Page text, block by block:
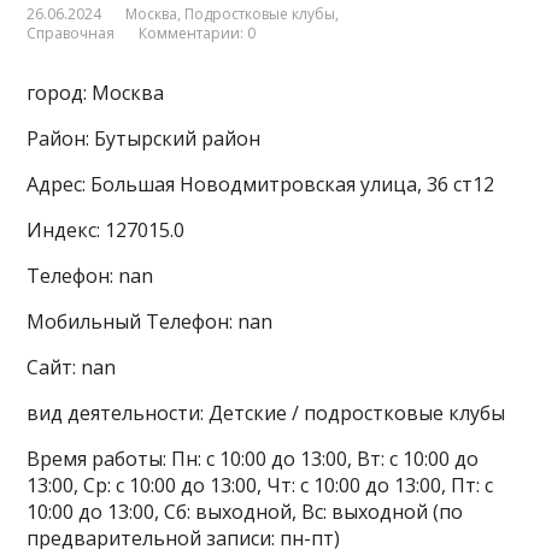
26.06.2024 Москва, Подростковые клубы,
Справочная
Комментарии: 0
город: Москва
Район: Бутырский район
Адрес: Большая Новодмитровская улица, 36 ст12
Индекс: 127015.0
Телефон: nan
Мобильный Телефон: nan
Сайт: nan
вид деятельности: Детские / подростковые клубы
Время работы: Пн: с 10:00 до 13:00, Вт: с 10:00 до
13:00, Ср: с 10:00 до 13:00, Чт: с 10:00 до 13:00, Пт: с
10:00 до 13:00, Сб: выходной, Вс: выходной (по
предварительной записи: пн-пт)